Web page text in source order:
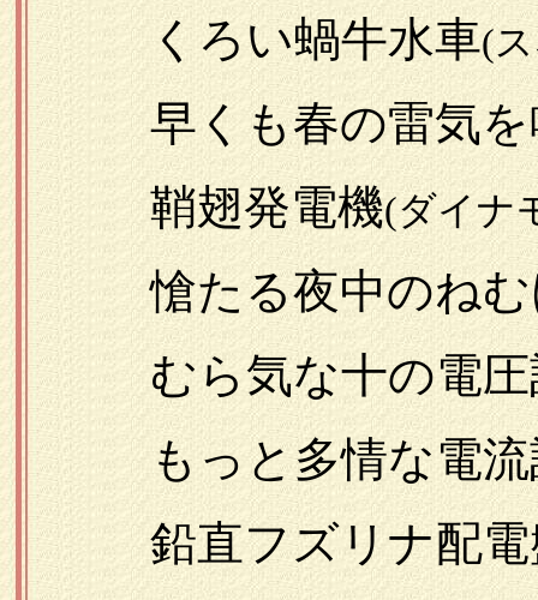
くろい蝸牛水車(
早くも春の雷気を
鞘翅発電機(ダイナ
愴たる夜中のねむ
むら気な十の電圧
もっと多情な電流
鉛直フズリナ配電